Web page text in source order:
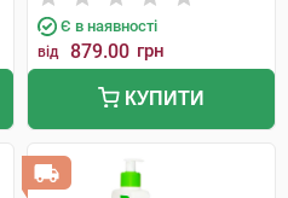
Є в наявності
від 879.00 грн
КУПИТИ